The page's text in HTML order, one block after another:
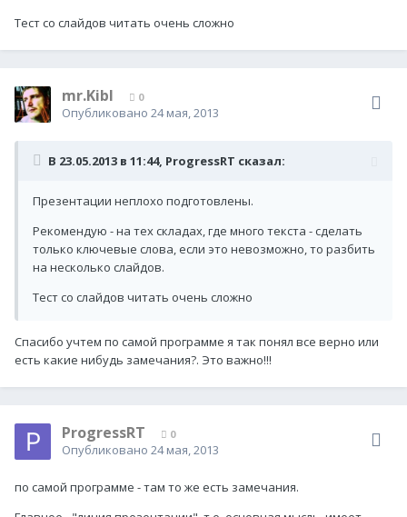
Тест со слайдов читать очень сложно
mr.Kibl 0
Опубликовано 24 мая, 2013
В 23.05.2013 в 11:44, ProgressRT сказал:
Презентации неплохо подготовлены.
Рекомендую - на тех складах, где много текста - сделать
только ключевые слова, если это невозможно, то разбить
на несколько слайдов.
Тест со слайдов читать очень сложно
Спасибо учтем по самой программе я так понял все верно или
есть какие нибудь замечания?. Это важно!!!
ProgressRT 0
Опубликовано 24 мая, 2013
по самой программе - там то же есть замечания.